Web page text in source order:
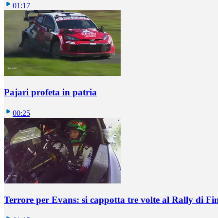
01:17
Pajari profeta in patria
00:25
Terrore per Evans: si cappotta tre volte al Rally di